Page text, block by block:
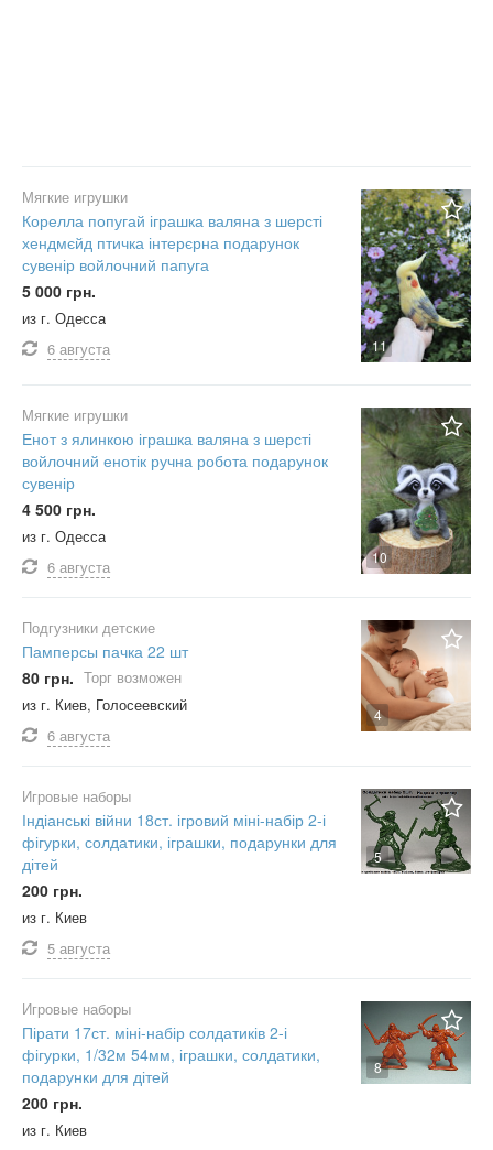
11
Мягкие игрушки
Корелла попугай іграшка валяна з шерсті
хендмєйд птичка інтерєрна подарунок
сувенір войлочний папуга
5 000 грн.
из г. Одесса
6 августа
10
Мягкие игрушки
Енот з ялинкою іграшка валяна з шерсті
войлочний енотік ручна робота подарунок
сувенір
4 500 грн.
из г. Одесса
6 августа
4
Подгузники детские
Памперсы пачка 22 шт
80 грн. Торг возможен
из г. Киев, Голосеевский
6 августа
5
Игровые наборы
Індіанські війни 18ст. ігровий міні-набір 2-і
фігурки, солдатики, іграшки, подарунки для
дітей
200 грн.
из г. Киев
5 августа
8
Игровые наборы
Пірати 17ст. міні-набір солдатиків 2-і
фігурки, 1/32м 54мм, іграшки, солдатики,
подарунки для дітей
200 грн.
из г. Киев